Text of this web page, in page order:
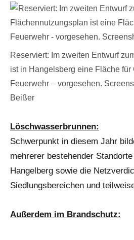
Reserviert: Im zweiten Entwurf
ist in Hangelsberg eine Fläche für
Feuerwehr – vorgesehen.
Beißer
Löschwasserbrunnen:
Schwerpunkt in diesem Jahr
mehrerer bestehender
Hangelberg sowie die
Siedlungsbereichen und
Außerdem im Brandschutz: